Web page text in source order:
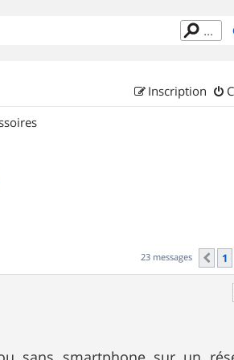
Inscription
23 messages 1